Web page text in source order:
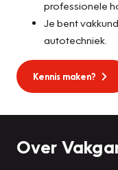
professionele
Je bent
autotechniek.
Kennis maken?
Over